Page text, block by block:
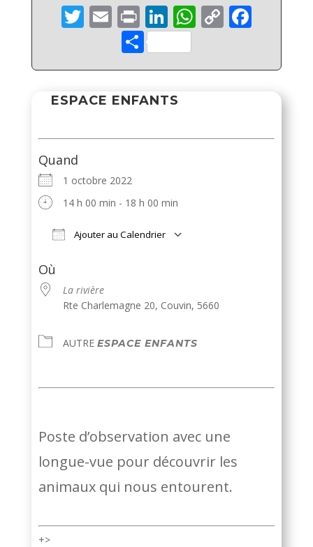
Twitter
Email
PrintLinkedIn
WhatsApp
Copy
Partager
ESPACE ENFANTS
Quand
1 octobre 2022
14 h 00 min - 18 h 00 min
Ajouter au Calendrier
Où
La rivière
Rte Charlemagne 20, Couvin, 5660
AUTRE ESPACE ENFANTS
Poste d’observation avec une
longue-vue pour découvrir les
animaux qui nous entourent.
+>